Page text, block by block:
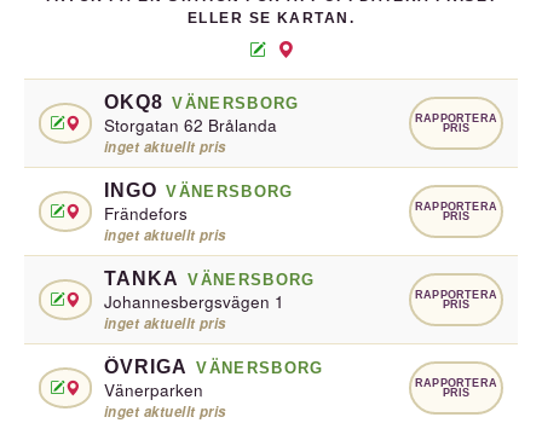
ELLER SE KARTAN.
OKQ8 VÄNERSBORG
Storgatan 62 Brålanda
inget aktuellt pris
RAPPORTERA
PRIS
INGO VÄNERSBORG
Frändefors
inget aktuellt pris
RAPPORTERA
PRIS
TANKA VÄNERSBORG
Johannesbergsvägen 1
inget aktuellt pris
RAPPORTERA
PRIS
ÖVRIGA VÄNERSBORG
Vänerparken
inget aktuellt pris
RAPPORTERA
PRIS